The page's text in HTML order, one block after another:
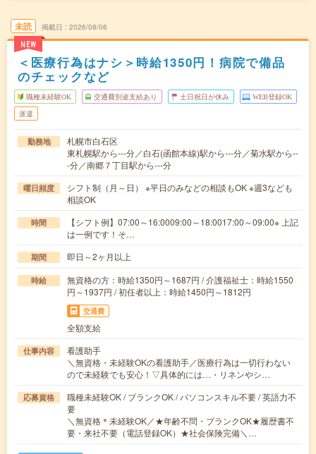
未読
NEW
掲載日 2026/08/06
＜医療行為はナシ＞時給1350円！病院で備品
のチェックなど
職種未経験OK 交通費別途支給あり 土日祝日が休み WEB登録OK
派遣
勤務地
札幌市白石区
東札幌駅から---分／白石(函館本線)駅から---分／菊水駅から--
-分／南郷７丁目駅から---分
曜日頻度
シフト制（月～日） ※平日のみなどの相談もOK ※週3なども
相談OK
時間
【シフト例】07:00～16:0009:00～18:0017:00～09:00※ 上記
は一例です！そ…
期間 即日～2ヶ月以上
時給
無資格の方：時給1350円～1687円 / 介護福祉士：時給1550
円～1937円 / 初任者以上：時給1450円～1812円
交通費
全額支給
仕事内容
看護助手
＼無資格・未経験OKの看護助手／医療行為は一切行わない
ので未経験でも安心！▽具体的には…・リネンやシ…
応募資格
職種未経験OK / ブランクOK / パソコンスキル不要 / 英語力不
要
＼無資格＊未経験OK／★年齢不問・ブランクOK★履歴書不
要・来社不要（電話登録OK）★社会保険完備＼…